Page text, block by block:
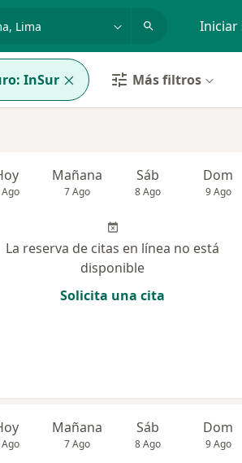
Iniciar
InSur Más filtros
Mañana
7 Ago
Sáb
8 Ago
Dom
9 Ago
La reserva de citas en línea no está
disponible
Solicita una cita
Mañana
7 Ago
Sáb
8 Ago
Dom
9 Ago